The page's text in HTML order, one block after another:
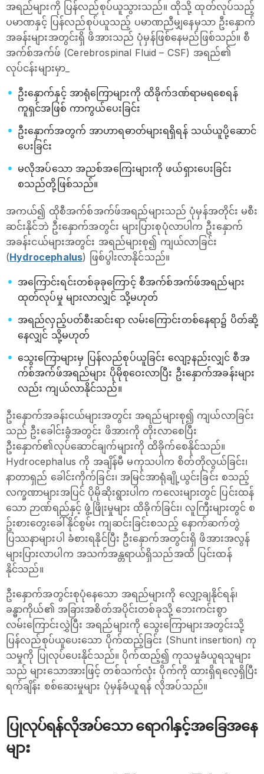
အရည်များကို ပြန်လည်စုပ်ယူသွားသည်။ ထိုသို့ ထုတ်လုပ်သည့်
ပမာဏနှင့် ပြန်လည်စုပ်ယူသည့် ပမာဏညီမျှနေမှသာ ဦးနှောက်
အခန်းများအတွင်းရှိ ဖိအားသည် ပုံမှန်ဖြစ်နေမည်ဖြစ်သည်။ စီ
အက်စ်အက်ဖ် (Cerebrospinal Fluid – CSF) အရည်၏
လုပ်ငန်းများမှာ_
ဦးနှောက်နှင့် အာရုံကြောများကို ထိခိုက်ဒဏ်ရာမရစေရန်
ကူရှင်အဖြစ် ကာကွယ်ပေးခြင်း
ဦးနှောက်အတွက် အာဟာရဓာတ်များရရှိရန် သယ်ယူပို့ဆောင်
ပေးခြင်း
မလိုအပ်သော အညစ်အကြေးများကို ဖယ်ရှားပေးခြင်း
စသည်တို့ဖြစ်သည်။
အကယ်၍ ထိုစီအက်စ်အက်ဖ်အရည်များသည် ပုံမှန်အတိုင်း မစီး
ဆင်းနိုင်ဘဲ ဦးနှောက်အတွင်း များပြားစုပုံလာပါက ဦးနှောက်
အခန်းငယ်များအတွင်း အရည်များစု၍ ကျယ်လာခြင်း
(Hydrocephalus) ဖြစ်ပွါးလာနိုင်သည်။
အကြောင်းရင်းတစ်ခုခုကြောင့် စီအက်စ်အက်ဖ်အရည်များ
ထုတ်လုပ်မှု များလာလျှင် သို့မဟုတ်
အရည်လှည့်ပတ်စီးဆင်းရာ လမ်းကြောင်းတစ်နေရာ၌ ပိတ်ဆို့
နေလျှင် သို့မဟုတ်
သွေးကြောများမှ ပြန်လည်စုပ်ယူခြင်း လျော့နည်းလျှင် စီအ
က်စ်အက်ဖ်အရည်များ ပိုမိုစုဝေးလာပြီး ဦးနှောက်အခန်းများ
လည်း ကျယ်လာနိုင်သည်။
ဦးနှောက်အခန်းငယ်များအတွင်း အရည်များစု၍ ကျယ်လာခြင်း
သည် ဦးခေါင်းခွံအတွင်း ဖိအားကို တိုးလာစေပြီး
ဦးနှောက်၏လုပ်ဆောင်ချက်များကို ထိခိုက်စေနိုင်သည်။
Hydrocephalus ကို အချိန်မီ မကုသပါက စိတ်တိုလွယ်ခြင်း၊
နာတာရှည် ခေါင်းကိုက်ခြင်း၊ အမြင်အာရုံချို့ယွင်းခြင်း စသည့်
လက္ခဏာများအပြင် ပိုမိုဆိုးရွားပါက ကလေးများတွင် ပြင်းထန်
သော ဉာဏ်ရည်နှင့် ဖွံ့ဖြိုးမှုများ ထိခိုက်ခြင်း၊ လူကြီးများတွင် စ
ဥ်းစားတွေးခေါ်နိုင်စွမ်း ကျဆင်းခြင်းစသည့် နောက်ဆက်တွဲ
ပြဿနာများပါ ခံစားရနိုင်ပြီး ဦးနှောက်အတွင်းရှိ ဖိအားအလွန်
များပြားလာပါက အသက်အန္တရာယ်ရှိသည်အထိ ပြင်းထန်
နိုင်သည်။
ဦးနှောက်အတွင်းစုပုံနေသော အရည်များကို လျှော့ချနိုင်ရန်၊
ခန္ဓာကိုယ်၏ အခြားအစိတ်အပိုင်းတစ်ခုသို့ ဘေးကင်းစွာ
လမ်းကြောင်းလွှဲပြီး အရည်များကို သွေးကြောများအတွင်းသို့
ပြန်လည်စုပ်ယူပေးသော ပိုက်ထည့်ခြင်း (Shunt insertion) ကု
သမှုကို ပြုလုပ်ပေးနိုင်သည်။ ပိုက်ထည့်၍ ကုသမှုခံယူရသူများ
သည် များသောအားဖြင့် တစ်သက်လုံး ပိုက်ကို ထားရှိရလေ့ရှိပြီး
ရက်ချိန်း စစ်ဆေးမှုများ ပုံမှန်ခံယူရန် လိုအပ်သည်။
ပြုလုပ်ရန်လိုအပ်သော ရောဂါနှင့်အခြေအနေ
များ